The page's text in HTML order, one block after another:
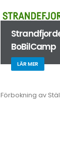
BoBilCamp
LÄR MER
Förbokning av